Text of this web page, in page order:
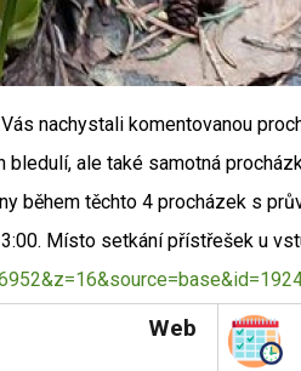
nachystali komentovanou
ale také samotná
během těchto 4 procházek s
Místo setkání přístřešek u
Web